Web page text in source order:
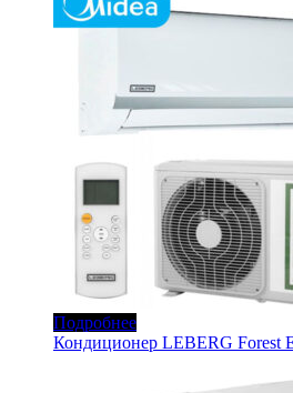
Подробнее
Кондиционер LEBERG Forest